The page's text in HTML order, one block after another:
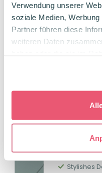
Verwendung unserer
soziale Medien,
Partner führen diese
weiteren Daten
OXFORD
Grün
14,95€
Oxford
A4
Stylishes